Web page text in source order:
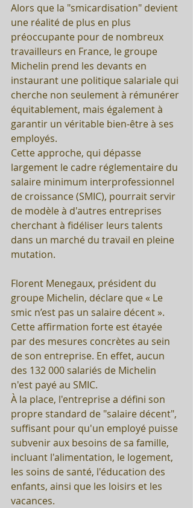
Alors que la "smicardisation" devient
une réalité de plus en plus
préoccupante pour de nombreux
travailleurs en France, le groupe
Michelin prend les devants en
instaurant une politique salariale qui
cherche non seulement à rémunérer
équitablement, mais également à
garantir un véritable bien-être à ses
employés.
Cette approche, qui dépasse
largement le cadre réglementaire du
salaire minimum interprofessionnel
de croissance (SMIC), pourrait servir
de modèle à d'autres entreprises
cherchant à fidéliser leurs talents
dans un marché du travail en pleine
mutation.
Florent Menegaux, président du
groupe Michelin, déclare que « Le
smic n’est pas un salaire décent ».
Cette affirmation forte est étayée
par des mesures concrètes au sein
de son entreprise. En effet, aucun
des 132 000 salariés de Michelin
n'est payé au SMIC.
À la place, l'entreprise a défini son
propre standard de "salaire décent",
suffisant pour qu'un employé puisse
subvenir aux besoins de sa famille,
incluant l'alimentation, le logement,
les soins de santé, l'éducation des
enfants, ainsi que les loisirs et les
vacances.